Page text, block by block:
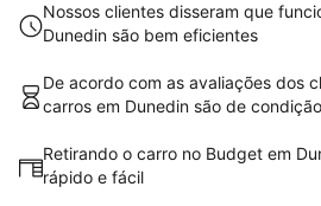
Nossos clientes disseram que
Dunedin são bem eficientes
De acordo com as avaliações dos
carros em Dunedin são de
Retirando o carro no Budget em
rápido e fácil